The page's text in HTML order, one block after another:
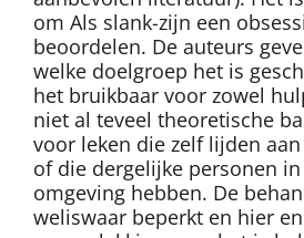
om Als slank-zijn een
beoordelen. De auteurs
welke doelgroep het is
het bruikbaar voor zowel
niet al teveel theoretische
voor leken die zelf lijden
of die dergelijke personen
omgeving hebben. De
weliswaar beperkt en hier